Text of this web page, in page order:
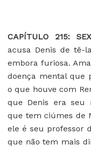
CAPÍTULO 215:
acusa Denis de tê-
embora furiosa.
doença mental que
o que houve com
que Denis era seu
que tem ciúmes de
ele é seu professor
que não tem mais